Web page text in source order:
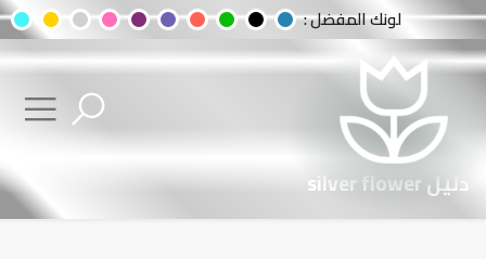
لونك المفضل :
دليل silver flower